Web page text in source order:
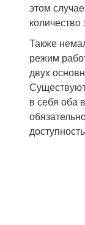
этом
количество
Также
режим
двух
в себя оба